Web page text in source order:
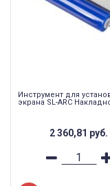
Инструмент для
экрана SL-ARC
2 360,81 руб.